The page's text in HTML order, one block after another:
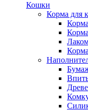
Кошки
Корма для